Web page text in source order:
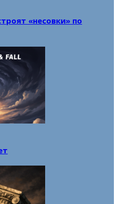
«несовки» по